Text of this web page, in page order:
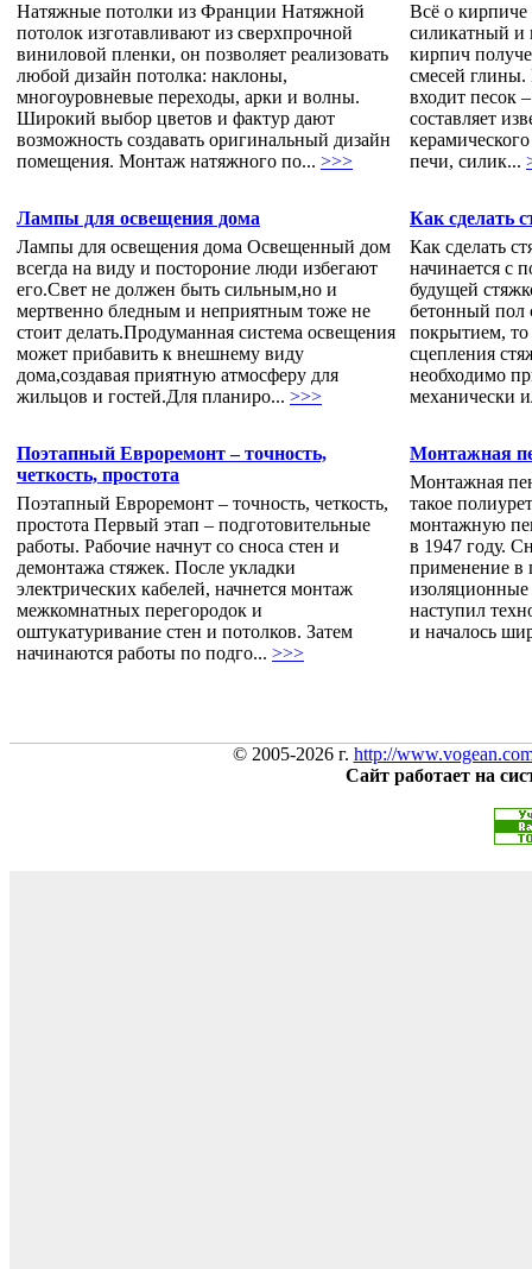
Натяжные потолки из Франции Натяжной
потолок изготавливают из сверхпрочной
виниловой пленки, он позволяет реализовать
любой дизайн потолка: наклоны,
многоуровневые переходы, арки и волны.
Широкий выбор цветов и фактур дают
возможность создавать оригинальный дизайн
помещения. Монтаж натяжного по... >>>
Лампы для освещения дома
Лампы для освещения дома Освещенный дом
всегда на виду и постороние люди избегают
его.Свет не должен быть сильным,но и
мертвенно бледным и неприятным тоже не
стоит делать.Продуманная система освещения
может прибавить к внешнему виду
дома,создавая приятную атмосферу для
жильцов и гостей.Для планиро... >>>
Поэтапный Евроремонт – точность,
четкость, простота
Поэтапный Евроремонт – точность, четкость,
простота Первый этап – подготовительные
работы. Рабочие начнут со сноса стен и
демонтажа стяжек. После укладки
электрических кабелей, начнется монтаж
межкомнатных перегородок и
оштукатуривание стен и потолков. Затем
начинаются работы по подго... >>>
Всё о
силикатный и
кирпич
смесей глины.
входит песок
составляет
печи, силик...
Как сделать
Как сделать
начинается с
будущей
бетонный пол
покрытием, то
сцепления
необходимо
механически
Монтажная
Монтажная
такое
монтажную
в 1947 году.
применение в
наступил
и началось
© 2005-2026 г. http://
Сайт работает на